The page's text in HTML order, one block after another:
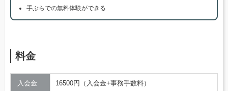
手ぶらでの無料体験ができる
料金
入会金 16500円（入会金+事務手数料）